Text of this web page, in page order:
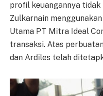
profil keuangannya
Zulkarnain
Utama PT Mitra Ideal
transaksi. Atas
dan Ardiles telah